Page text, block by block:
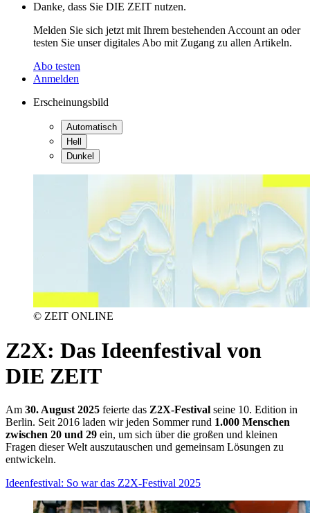
Danke, dass Sie DIE ZEIT nutzen.
Melden Sie sich jetzt mit Ihrem bestehenden Account an oder
testen Sie unser digitales Abo mit Zugang zu allen Artikeln.
Abo testen
Anmelden
Erscheinungsbild
Automatisch
Hell
Dunkel
© ZEIT ONLINE
Z2X: Das Ideenfestival von
DIE ZEIT
Am 30. August 2025 feierte das Z2X-Festival seine 10. Edition in
Berlin. Seit 2016 laden wir jeden Sommer rund 1.000 Menschen
zwischen 20 und 29 ein, um sich über die großen und kleinen
Fragen dieser Welt auszutauschen und gemeinsam Lösungen zu
entwickeln.
Ideenfestival: So war das Z2X-Festival 2025